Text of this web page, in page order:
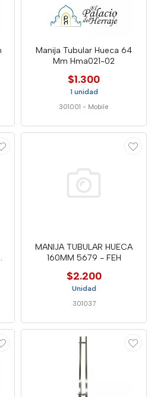
Manija Tubular Hueca 64
Mm Hma021-02
$1.300
1 unidad
301001 - Mobile
MANIJA TUBULAR HUECA
160MM 5679 - FEH
$2.200
Unidad
301037